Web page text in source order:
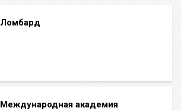
Ломбард
Международная академия